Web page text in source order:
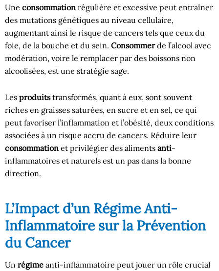
Une consommation régulière et excessive peut entraîner
des mutations génétiques au niveau cellulaire,
augmentant ainsi le risque de cancers tels que ceux du
foie, de la bouche et du sein. Consommerde l’alcool avec
modération, voire le remplacer par des boissons non
alcoolisées, est une stratégie sage.
Les produitstransformés, quant à eux, sont souvent
riches en graisses saturées, en sucre et en sel, ce qui
peut favoriser l’inflammation et l’obésité, deux conditions
associées à un risque accru de cancers. Réduire leur
consommation et privilégier des aliments anti-
inflammatoires et naturels est un pas dans la bonne
direction.
L’Impact d’un Régime Anti-
Inflammatoire sur la Prévention
du Cancer
Un régime anti-inflammatoire peut jouer un rôle crucial